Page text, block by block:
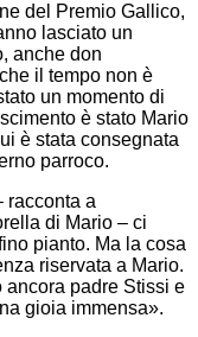
del Premio Gallico,
lasciato un
anche don
il tempo non è
un momento di
è stato Mario
è stata consegnata
parroco.
racconta a
di Mario – ci
pianto. Ma la cosa
riservata a Mario.
ancora padre Stissi e
gioia immensa».